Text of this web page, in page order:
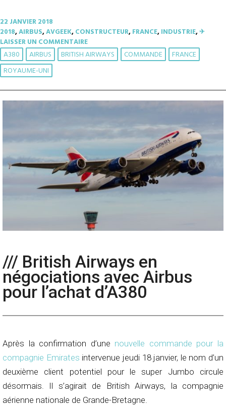
22 JANVIER 2018
2018,AIRBUS,AVGEEK,CONSTRUCTEUR,FRANCE,INDUSTRIE,✈︎
LAISSER UN COMMENTAIRE
A380 AIRBUS BRITISH AIRWAYS COMMANDE
FRANCE
ROYAUME-UNI
/// British Airways en
négociations avec Airbus
pour l’achat d’A380
Après la confirmation d’une nouvelle commande pour la
compagnie Emirates intervenue jeudi 18 janvier, le nom d’un
deuxième client potentiel pour le super Jumbo circule
désormais. Il s’agirait de British Airways, la compagnie
aérienne nationale de Grande-Bretagne.